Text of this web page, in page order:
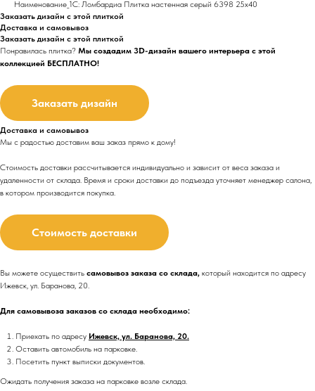
Наименование_1С: Ломбардиа Плитка настенная серый 6398 25х40
Заказать дизайн с этой плиткой
Доставка и самовывоз
Заказать дизайн с этой плиткой
Понравилась плитка? Мы создадим 3D-дизайн вашего интерьера с этой
коллекцией БЕСПЛАТНО!
Заказать дизайн
Доставка и самовывоз
Мы с радостью доставим ваш заказ прямо к дому!
Стоимость доставки рассчитывается индивидуально и зависит от веса заказа и
удаленности от склада. Время и сроки доставки до подъезда уточняет менеджер салона,
в котором производится покупка.
Стоимость доставки
Вы можете осуществить самовывоз заказа со склада, который находится по адресу
Ижевск, ул. Баранова, 20.
Для самовывоза заказов со склада необходимо:
Приехать по адресу Ижевск, ул. Баранова, 20.
Оставить автомобиль на парковке.
Посетить пункт выписки документов.
Ожидать получения заказа на парковке возле склада.